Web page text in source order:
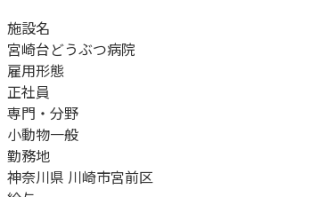
施設名
宮崎台どうぶつ病院
雇用形態
正社員
専門・分野
小動物一般
勤務地
神奈川県 川崎市宮前区